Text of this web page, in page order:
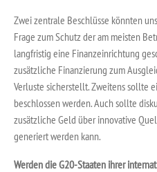
Zwei zentrale Beschlüsse könnten
Frage zum Schutz der am meisten
langfristig eine Finanzeinrichtung
zusätzliche Finanzierung zum
Verluste sicherstellt. Zweitens sollte
beschlossen werden. Auch sollte
zusätzliche Geld über innovative
generiert werden kann.
Werden die G20-Staaten ihrer